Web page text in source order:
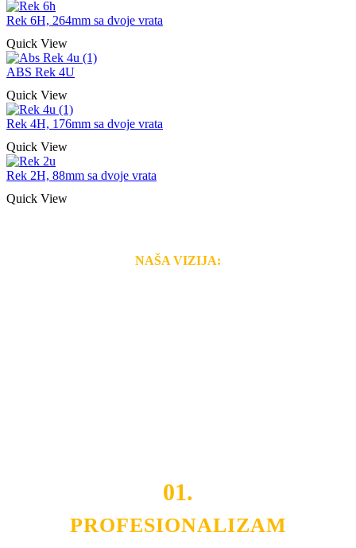
Rek 6H, 264mm sa dvoje vrata
Quick View
ABS Rek 4U
Quick View
Rek 4H, 176mm sa dvoje vrata
Quick View
Rek 2H, 88mm sa dvoje vrata
Quick View
NAŠA VIZIJA:
01.
PROFESIONALIZAM